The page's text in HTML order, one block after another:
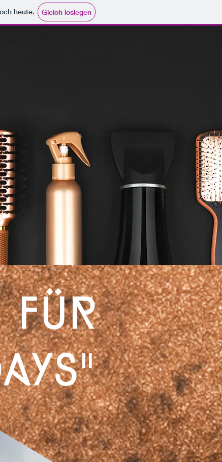
heute. Gleich loslegen
für